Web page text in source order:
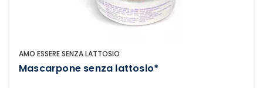
AMO ESSERE SENZA LATTOSIO
Mascarpone senza lattosio*